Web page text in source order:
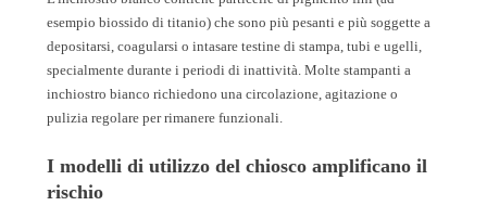
esempio biossido di titanio) che sono più pesanti e più soggette a
depositarsi, coagularsi o intasare testine di stampa, tubi e ugelli,
specialmente durante i periodi di inattività. Molte stampanti a
inchiostro bianco richiedono una circolazione, agitazione o
pulizia regolare per rimanere funzionali.
I modelli di utilizzo del chiosco amplificano il
rischio